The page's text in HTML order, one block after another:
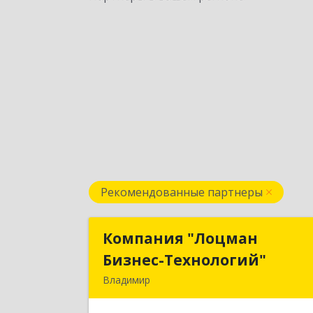
Рекомендованные партнеры
Компания "Лоцман
Бизнес-Технологий"
Владимир
Компания "Лоцман
Бизнес-Технологий"